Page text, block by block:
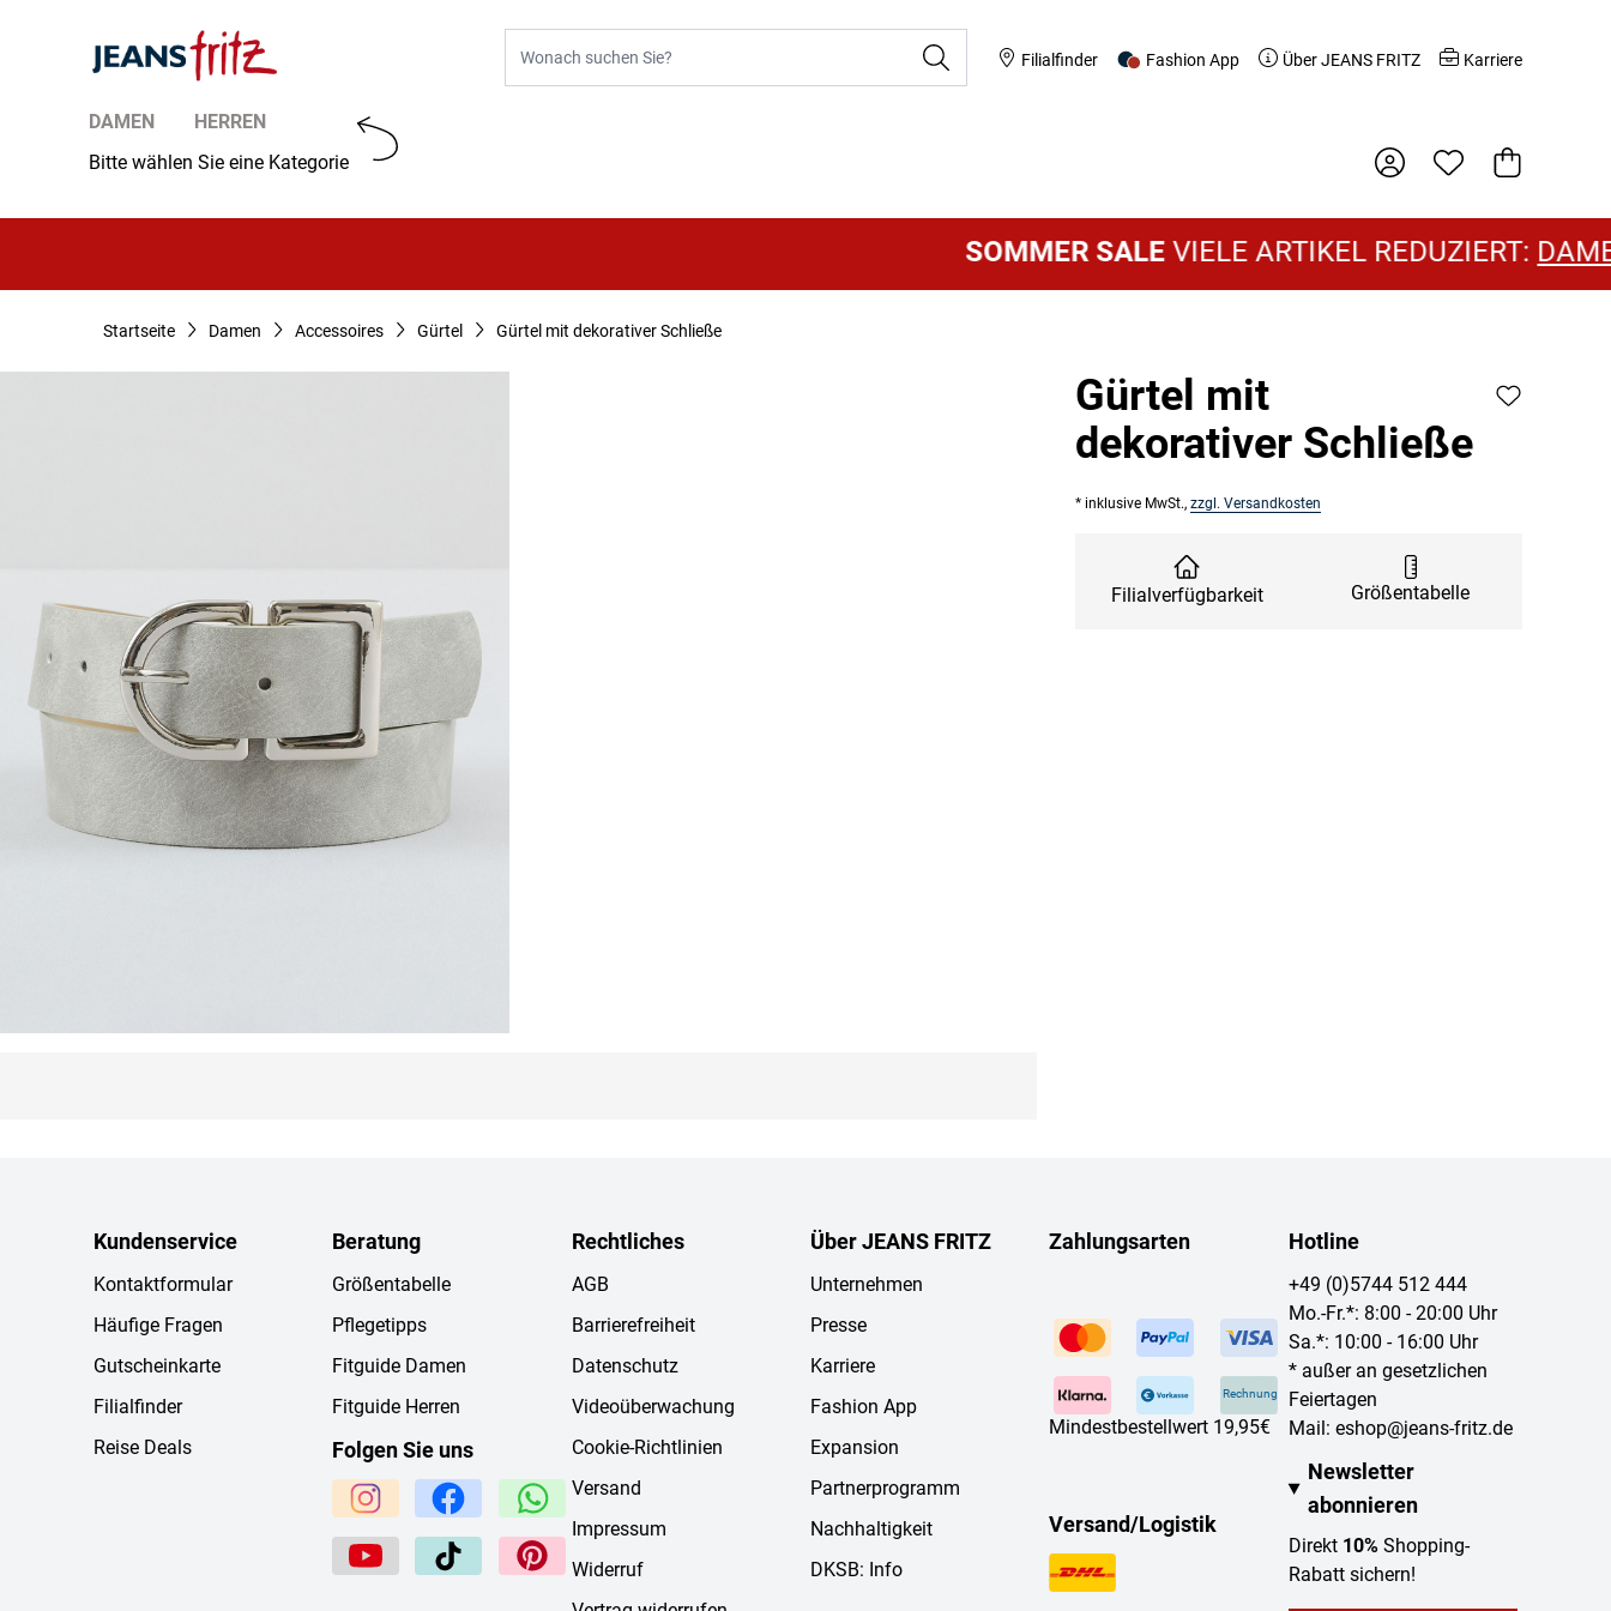
Filialfinder Fashion App Über JEANS FRITZ Karriere
DAMEN
HERREN
Bitte wählen Sie eine Kategorie
Warenkorb
SOMMER SALEVIELE ARTIKEL REDUZIERT:DAMEN
Startseite Damen Accessoires Gürtel Gürtel mit dekorativer Schließe
Gürtel mit
dekorativer Schließe
* inklusive MwSt., zzgl. Versandkosten
Filialverfügbarkeit Größentabelle
Kundenservice
Kontaktformular
Häufige Fragen
Gutscheinkarte
Filialfinder
Reise Deals
Beratung
Größentabelle
Pflegetipps
Fitguide Damen
Fitguide Herren
Folgen Sie uns
Rechtliches
AGB
Barrierefreiheit
Datenschutz
Videoüberwachung
Cookie-Richtlinien
Versand
Impressum
Widerruf
Über JEANS FRITZ
Unternehmen
Presse
Karriere
Fashion App
Expansion
Partnerprogramm
Nachhaltigkeit
DKSB: Info
Zahlungsarten
Rechnung
Mindestbestellwert 19,95€
Versand/Logistik
Hotline
+49 (0)5744 512 444
Mo.-Fr.*: 8:00 - 20:00 Uhr
Sa.*: 10:00 - 16:00 Uhr
* außer an gesetzlichen
Feiertagen
Mail: eshop@jeans-fritz.de
Newsletter
abonnieren
Direkt 10%Shopping-
Rabatt sichern!